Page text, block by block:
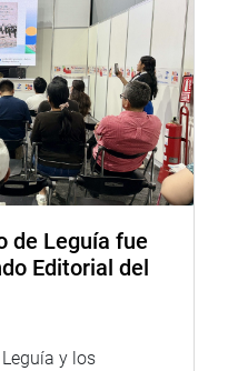
de Leguía fue
Editorial del
y los